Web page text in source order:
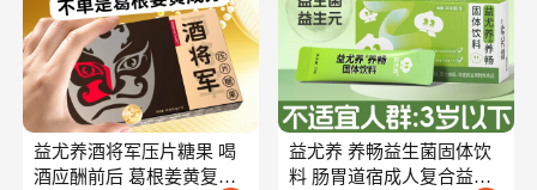
益尤养酒将军压片糖果 喝
酒应酬前后 葛根姜黄复合
益尤养 养畅益生菌固体饮
料 肠胃道宿成人复合益生